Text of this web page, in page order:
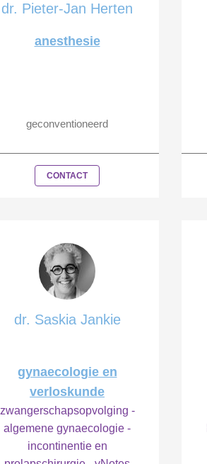
dr. Pieter-Jan Herten
anesthesie
geconventioneerd
CONTACT
dr. Saskia Jankie
gynaecologie en
verloskunde
zwangerschapsopvolging -
algemene gynaecologie -
incontinentie en